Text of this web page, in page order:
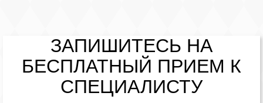
ЗАПИШИТЕСЬ НА
БЕСПЛАТНЫЙ ПРИЕМ К
СПЕЦИАЛИСТУ